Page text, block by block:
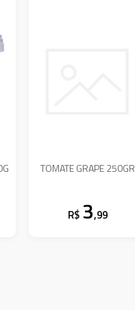
TOMATE GRAPE 250GR
R$ 3,99